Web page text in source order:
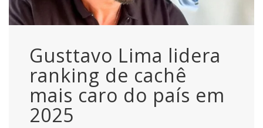
Gusttavo Lima lidera
ranking de cachê
mais caro do país em
2025